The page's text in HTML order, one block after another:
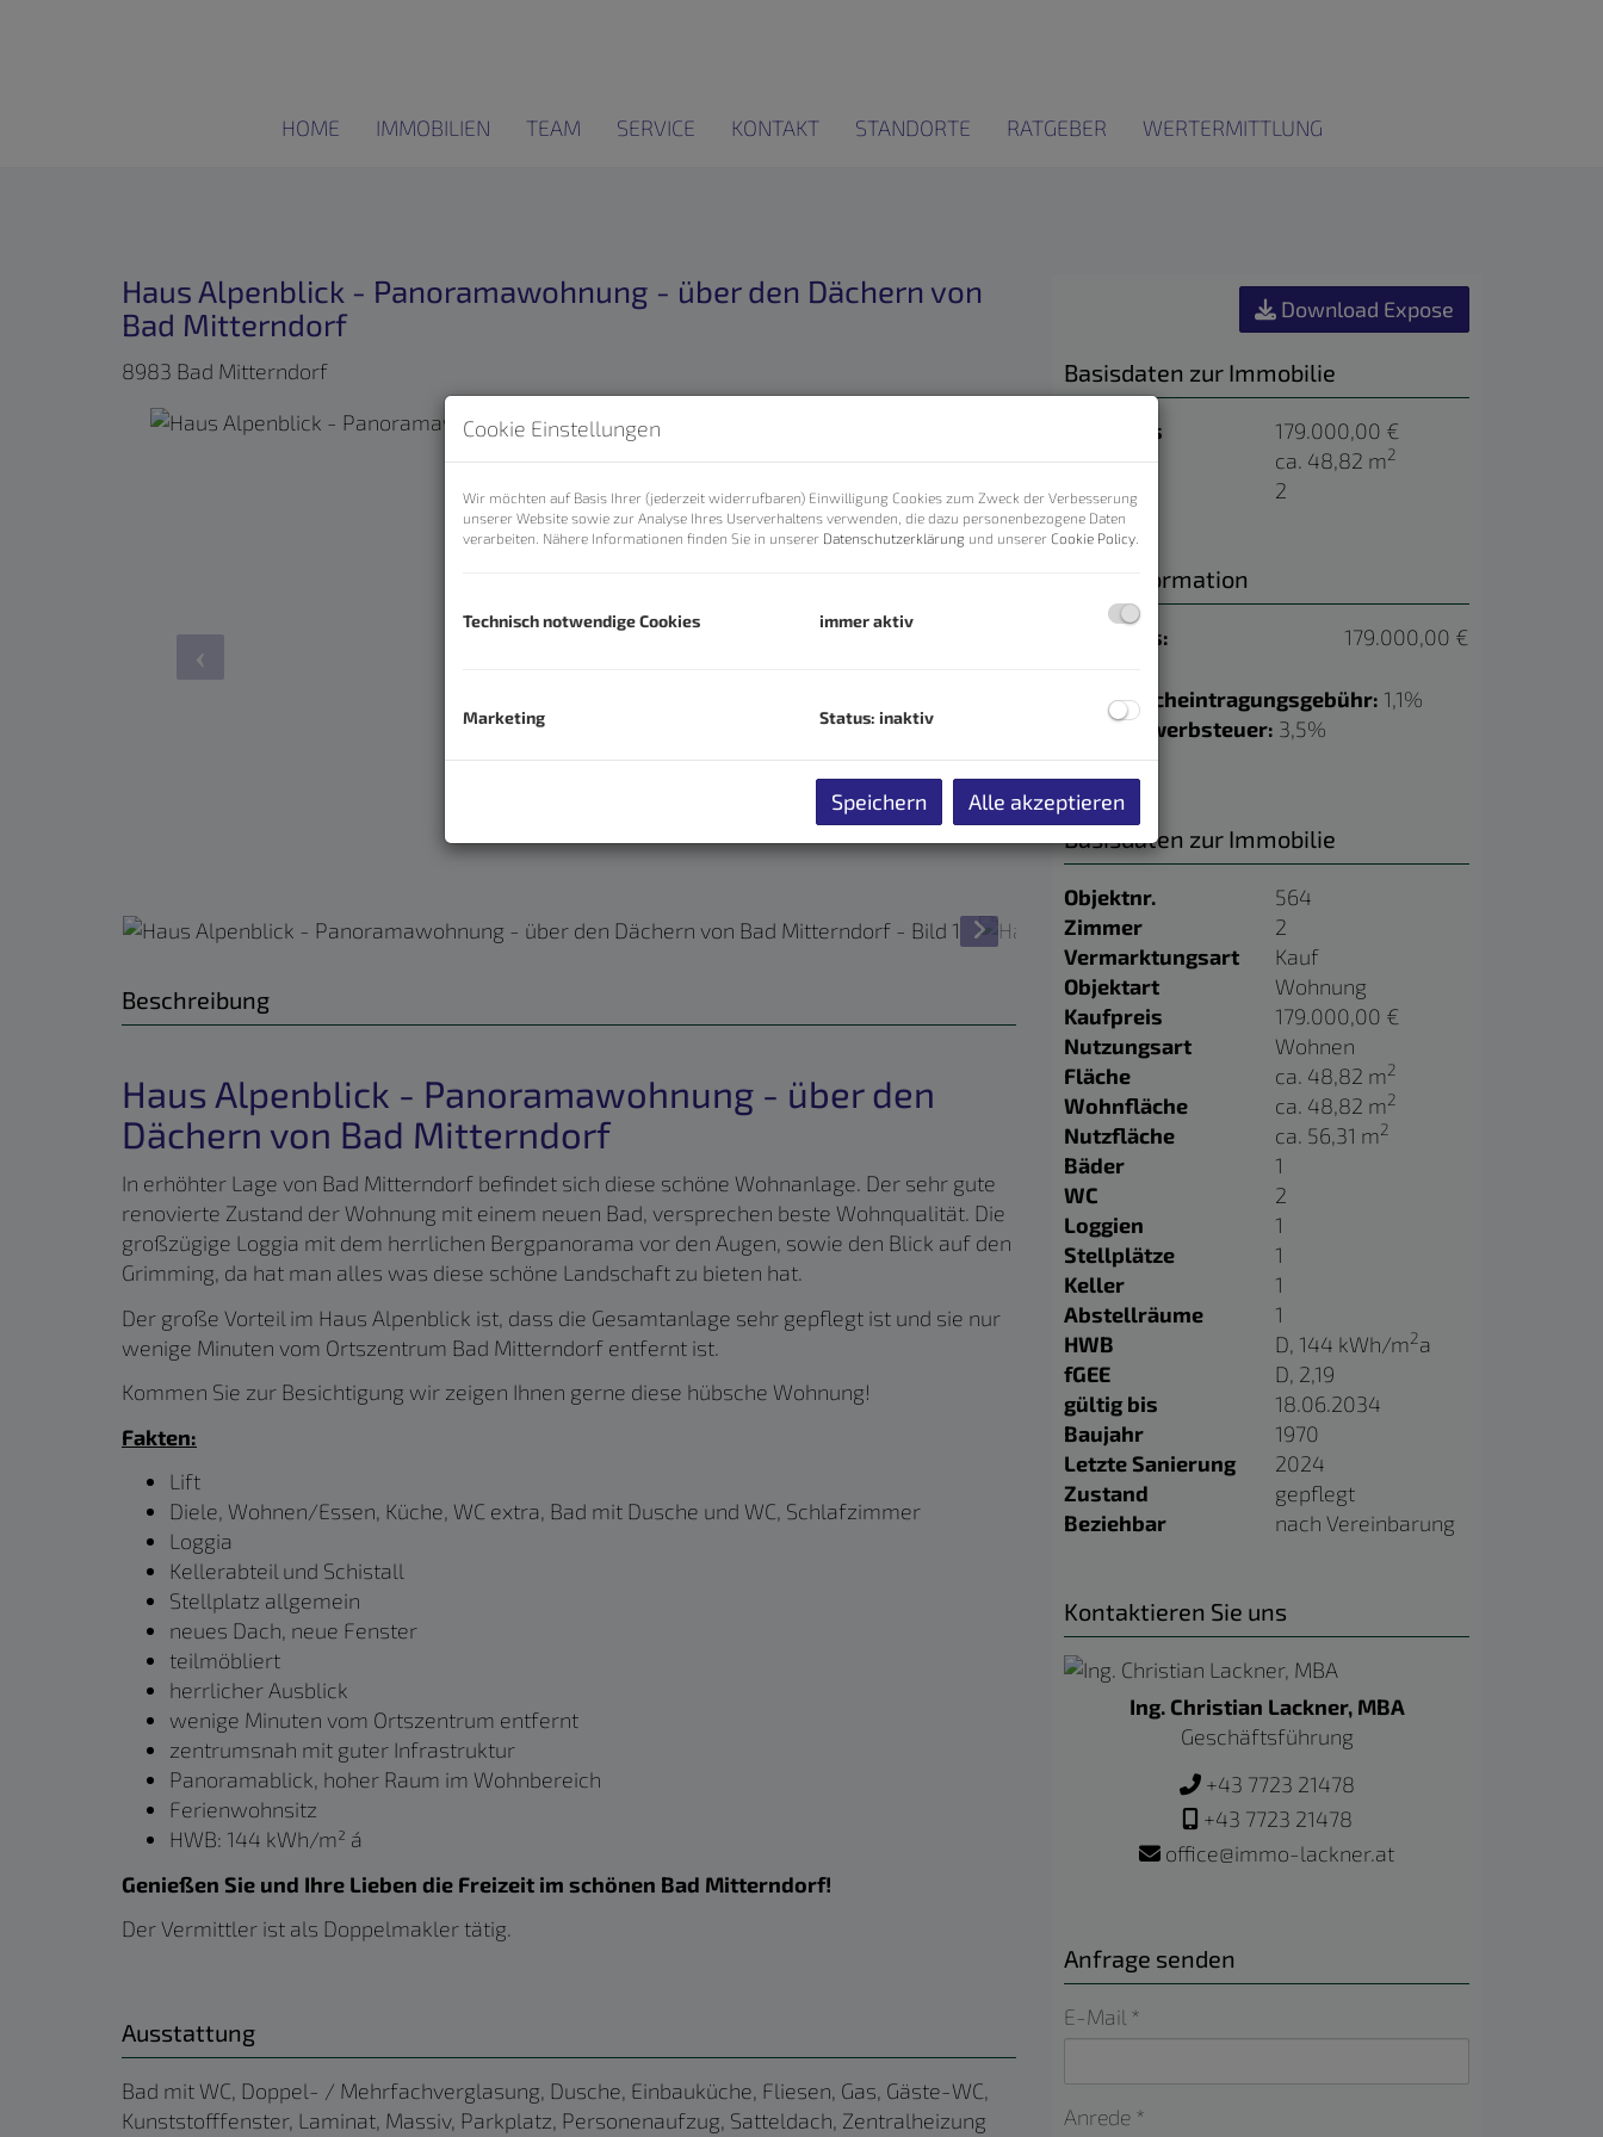
HOME IMMOBILIEN TEAM SERVICE KONTAKT STANDORTE RATGEBER WERTERMITTLUNG
Haus Alpenblick - Panoramawohnung - über den Dächern von
Bad Mitterndorf
8983 Bad Mitterndorf
Beschreibung
Haus Alpenblick - Panoramawohnung - über den
Dächern von Bad Mitterndorf
In erhöhter Lage von Bad Mitterndorf befindet sich diese schöne Wohnanlage. Der sehr gute
renovierte Zustand der Wohnung mit einem neuen Bad, versprechen beste Wohnqualität. Die
großzügige Loggia mit dem herrlichen Bergpanorama vor den Augen, sowie den Blick auf den
Grimming, da hat man alles was diese schöne Landschaft zu bieten hat.
Der große Vorteil im Haus Alpenblick ist, dass die Gesamtanlage sehr gepflegt ist und sie nur
wenige Minuten vom Ortszentrum Bad Mitterndorf entfernt ist.
Kommen Sie zur Besichtigung wir zeigen Ihnen gerne diese hübsche Wohnung!
Fakten:
Lift
Diele, Wohnen/Essen, Küche, WC extra, Bad mit Dusche und WC, Schlafzimmer
Loggia
Kellerabteil und Schistall
Stellplatz allgemein
neues Dach, neue Fenster
teilmöbliert
herrlicher Ausblick
wenige Minuten vom Ortszentrum entfernt
zentrumsnah mit guter Infrastruktur
Panoramablick, hoher Raum im Wohnbereich
Ferienwohnsitz
HWB: 144 kWh/m² á
Genießen Sie und Ihre Lieben die Freizeit im schönen Bad Mitterndorf!
Der Vermittler ist als Doppelmakler tätig.
Ausstattung
Bad mit WC Doppel- / Mehrfachverglasung Dusche Einbauküche Fliesen Gas Gäste-WC
Kunststofffenster Laminat Massiv Parkplatz Personenaufzug Satteldach Zentralheizung
Download Expose
Basisdaten zur Immobilie
Kaufpreis
179.000,00 €
Fläche
ca. 48,82 m2
Zimmer 2
Preisinformation
Kaufpreis: 179.000,00 €
Grundbucheintragungsgebühr: 1,1%
Grunderwerbsteuer: 3,5%
Basisdaten zur Immobilie
Objektnr.
564
Zimmer
2
Vermarktungsart
Kauf
Objektart
Wohnung
Kaufpreis
179.000,00 €
Nutzungsart
Wohnen
Fläche
ca. 48,82 m2
Wohnfläche ca. 48,82 m2
Nutzfläche ca. 56,31 m2
Bäder
1
WC
2
Loggien
1
Stellplätze
1
Keller
1
Abstellräume
1
HWB
D, 144 kWh/m2a
fGEE
D, 2,19
gültig bis
18.06.2034
Baujahr
1970
Letzte Sanierung
2024
Zustand
gepflegt
Beziehbar
nach Vereinbarung
Kontaktieren Sie uns
Ing. Christian Lackner, MBA
Geschäftsführung
+43 7723 21478
+43 7723 21478
office@immo-lackner.at
Anfrage senden
E-Mail
Anrede
Cookie Einstellungen
Wir möchten auf Basis Ihrer (jederzeit widerrufbaren) Einwilligung Cookies zum Zweck der Verbesserung
unserer Website sowie zur Analyse Ihres Userverhaltens verwenden, die dazu personenbezogene Daten
verarbeiten. Nähere Informationen finden Sie in unserer Datenschutzerklärung und unserer Cookie Policy
Technisch notwendige Cookies immer aktiv
Marketing Status: inaktiv
Speichern Alle akzeptieren